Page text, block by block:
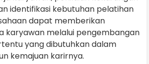
identifikasi kebutuhan pelatihan
dapat memberikan
karyawan melalui pengembangan
yang dibutuhkan dalam
kemajuan karirnya.